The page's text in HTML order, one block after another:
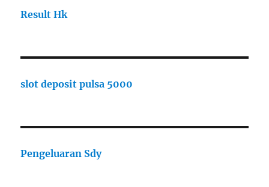
Result Hk
slot deposit pulsa 5000
Pengeluaran Sdy